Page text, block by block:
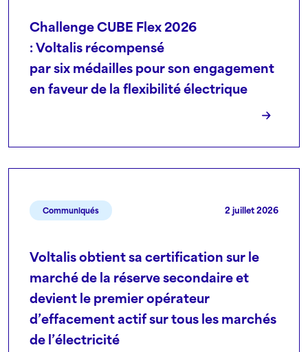
Challenge CUBE Flex 2026
: Voltalis récompensé
par six médailles pour son engagement
en faveur de la flexibilité électrique
Communiqués 2 juillet 2026
Voltalis obtient sa certification sur le
marché de la réserve secondaire et
devient le premier opérateur
d’effacement actif sur tous les marchés
de l’électricité